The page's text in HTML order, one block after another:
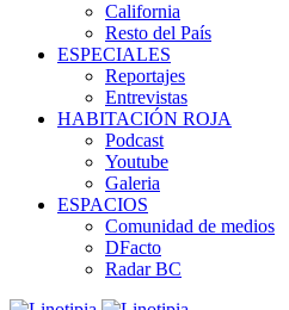
California
Resto del País
ESPECIALES
Reportajes
Entrevistas
HABITACIÓN ROJA
Podcast
Youtube
Galeria
ESPACIOS
Comunidad de medios
DFacto
Radar BC